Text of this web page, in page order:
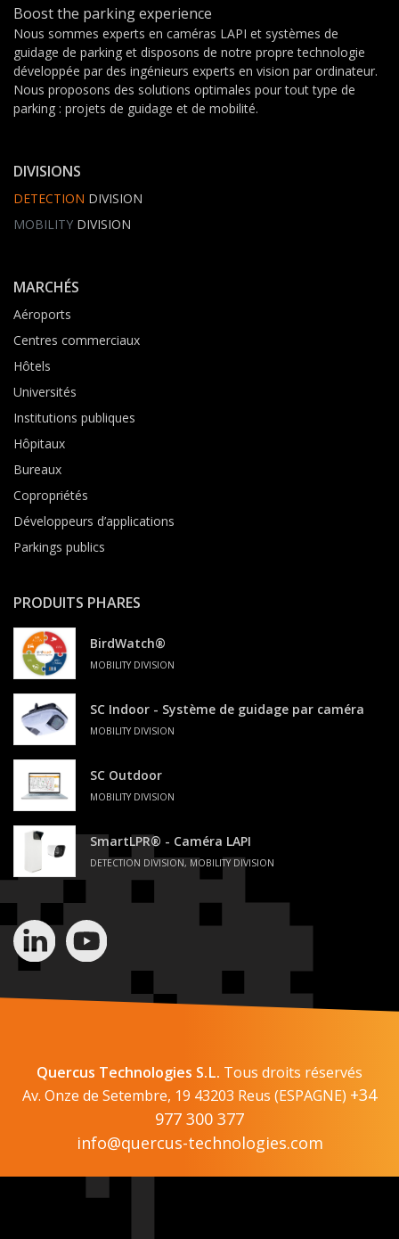
Boost the parking experience
Nous sommes experts en caméras LAPI et systèmes de
guidage de parking et disposons de notre propre technologie
développée par des ingénieurs experts en vision par ordinateur.
Nous proposons des solutions optimales pour tout type de
parking : projets de guidage et de mobilité.
DIVISIONS
DETECTION DIVISION
MOBILITY DIVISION
MARCHÉS
Aéroports
Centres commerciaux
Hôtels
Universités
Institutions publiques
Hôpitaux
Bureaux
Copropriétés
Développeurs d’applications
Parkings publics
PRODUITS PHARES
BirdWatch®
MOBILITY DIVISION
SC Indoor - Système de guidage par caméra
MOBILITY DIVISION
SC Outdoor
MOBILITY DIVISION
SmartLPR® - Caméra LAPI
DETECTION DIVISION, MOBILITY DIVISION
Quercus Technologies S.L. Tous droits réservés
Av. Onze de Setembre, 19 43203 Reus (ESPAGNE) +34
977 300 377
info@quercus-technologies.com